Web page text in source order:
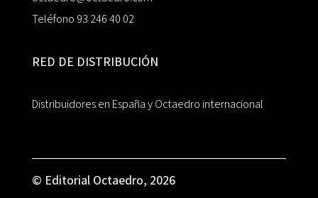
Teléfono 93 246 40 02
RED DE DISTRIBUCIÓN
Distribuidores en España y Octaedro internacional
© Editorial Octaedro, 2026